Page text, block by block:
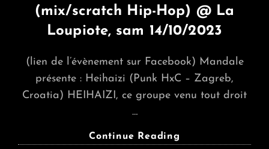
(mix/scratch Hip-Hop) @ La
Loupiote, sam 14/10/2023
(lien de l’évènement sur Facebook) Mandale
présente : Heihaizi (Punk HxC – Zagreb,
Croatia) HEIHAIZI, ce groupe venu tout droit
…
Continue Reading